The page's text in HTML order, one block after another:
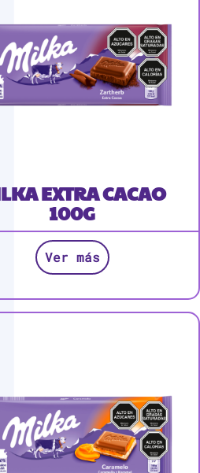
EXTRA CACAO
100G
Ver más